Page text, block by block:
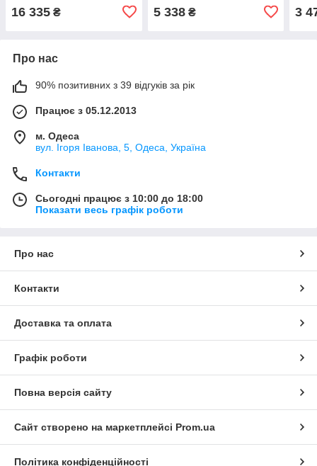
16 335 ₴ 5 338₴ 3
Про нас
90% позитивних з 39 відгуків за рік
Працює з 05.12.2013
м. Одеса
вул. Ігоря Іванова, 5, Одеса, Україна
Контакти
Сьогодні працює з 10:00 до 18:00
Показати весь графік роботи
Про нас
Контакти
Доставка та оплата
Графік роботи
Повна версія сайту
Сайт створено на маркетплейсі Prom.ua
Політика конфіденційності